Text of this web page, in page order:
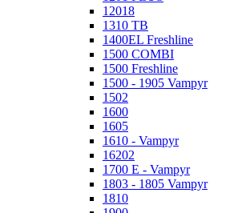
12018
1310 TB
1400EL Freshline
1500 COMBI
1500 Freshline
1500 - 1905 Vampyr
1502
1600
1605
1610 - Vampyr
16202
1700 E - Vampyr
1803 - 1805 Vampyr
1810